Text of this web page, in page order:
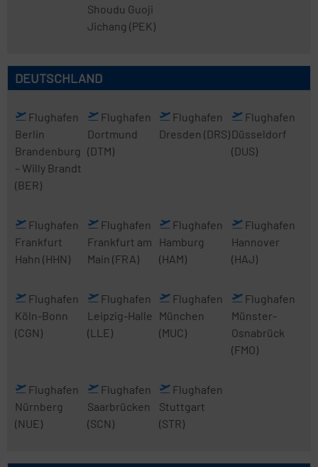
Shoudu Guoji
Jichang (PEK)
DEUTSCHLAND
Flughafen
Berlin
Brandenburg
– Willy Brandt
(BER)
Flughafen
Dortmund
(DTM)
Flughafen
Dresden (DRS)
Flughafen
Düsseldorf
(DUS)
Flughafen
Frankfurt
Hahn (HHN)
Flughafen
Frankfurt am
Main (FRA)
Flughafen
Hamburg
(HAM)
Flughafen
Hannover
(HAJ)
Flughafen
Köln-Bonn
(CGN)
Flughafen
Leipzig-Halle
(LLE)
Flughafen
München
(MUC)
Flughafen
Münster-
Osnabrück
(FMO)
Flughafen
Nürnberg
(NUE)
Flughafen
Saarbrücken
(SCN)
Flughafen
Stuttgart
(STR)